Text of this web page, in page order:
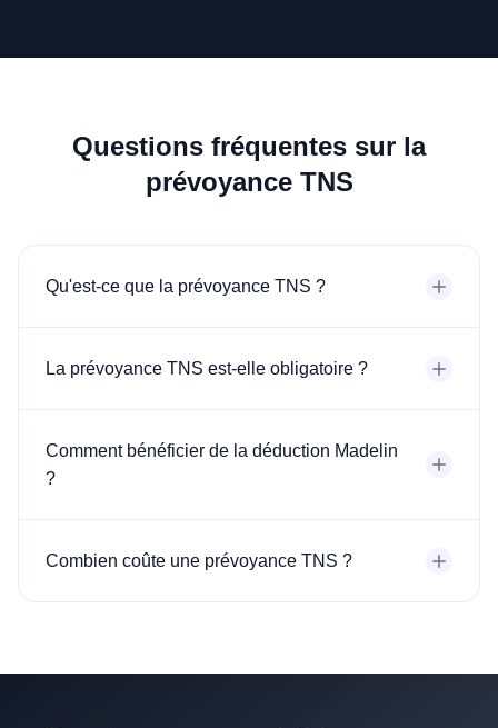
Questions fréquentes sur la
prévoyance TNS
Qu'est-ce que la prévoyance TNS ?
La prévoyance TNS est-elle obligatoire ?
Comment bénéficier de la déduction Madelin
?
Combien coûte une prévoyance TNS ?